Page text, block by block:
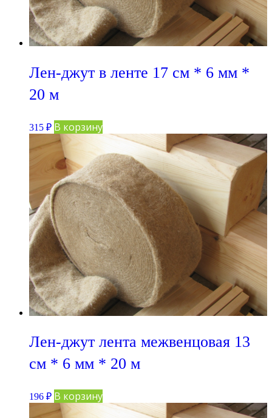
Лен-джут в ленте 17 см * 6 мм *
20 м
315 ₽ В корзину
Лен-джут лента межвенцовая 13
см * 6 мм * 20 м
196 ₽ В корзину